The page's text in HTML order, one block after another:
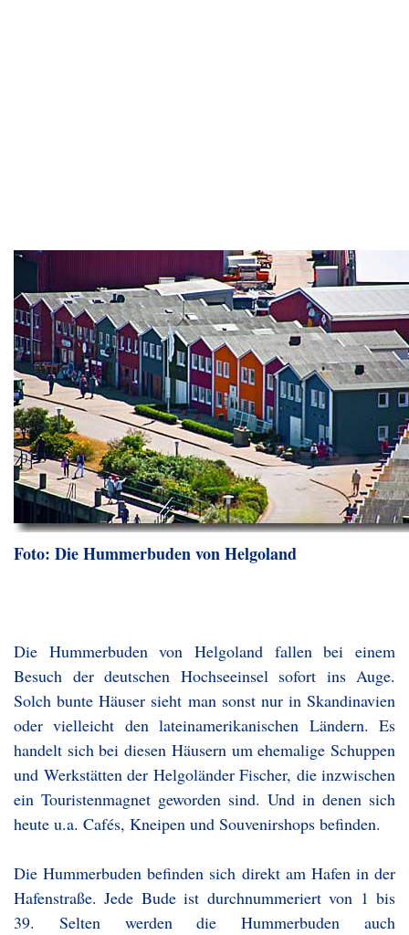
Foto: Die Hummerbuden von Helgoland
Die Hummerbuden von Helgoland fallen bei einem
Besuch der deutschen Hochseeinsel sofort ins Auge.
Solch bunte Häuser sieht man sonst nur in Skandinavien
oder vielleicht den lateinamerikanischen Ländern. Es
handelt sich bei diesen Häusern um ehemalige Schuppen
und Werkstätten der Helgoländer Fischer, die inzwischen
ein Touristenmagnet geworden sind. Und in denen sich
heute u.a. Cafés, Kneipen und Souvenirshops befinden.
Die Hummerbuden befinden sich direkt am Hafen in der
Hafenstraße. Jede Bude ist durchnummeriert von 1 bis
39. Selten werden die Hummerbuden auch